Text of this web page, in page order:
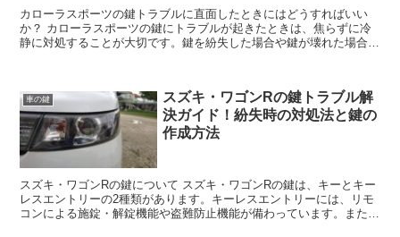
カローラスポーツの鍵トラブルに直面したときにはどうすればいい
か？ カローラスポーツの鍵にトラブルが起きたときは、焦らずに冷
静に対処することが大切です。鍵を紛失した場合や鍵が壊れた場合、
車の鍵
スズキ・ワゴンRの鍵トラブル解
決ガイド！紛失時の対処法と鍵の
作成方法
スズキ・ワゴンRの鍵について スズキ・ワゴンRの鍵は、キーとキー
レスエントリーの2種類があります。キーレスエントリーには、リモ
コンによる施錠・解錠機能や盗難防止機能が備わっています。また、